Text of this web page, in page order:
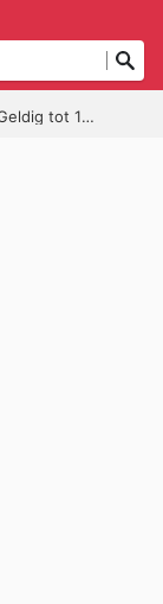
tot 15-11-2025